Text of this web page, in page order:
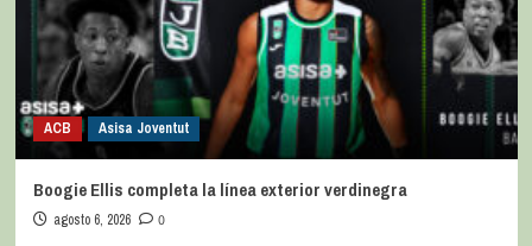
ACB Asisa Joventut
Boogie Ellis completa la línea exterior verdinegra
agosto 6, 2026 0